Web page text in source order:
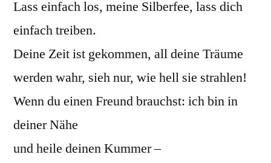
Lass einfach los, meine Silberfee, lass dich
einfach treiben.
Deine Zeit ist gekommen, all deine Träume
werden wahr, sieh nur, wie hell sie strahlen!
Wenn du einen Freund brauchst: ich bin in
deiner Nähe
und heile deinen Kummer –